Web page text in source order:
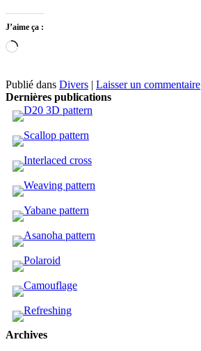
J’aime ça :
Chargement…
Publié dans Divers | Laisser un commentaire
Dernières publications
Archives